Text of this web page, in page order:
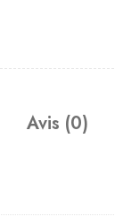
Avis (0)